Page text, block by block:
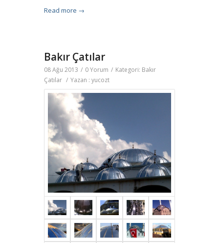
Read more →
Bakır Çatılar
08 Ağu 2013 / 0 Yorum / Kategori: Bakır
Çatılar / Yazan : yucozt